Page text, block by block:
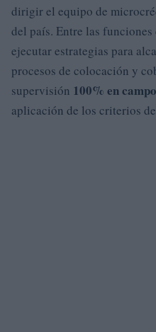
dirigir el equipo de
del país. Entre las funciones
ejecutar estrategias para
procesos de colocación y
supervisión 100% en campo
aplicación de los criterios